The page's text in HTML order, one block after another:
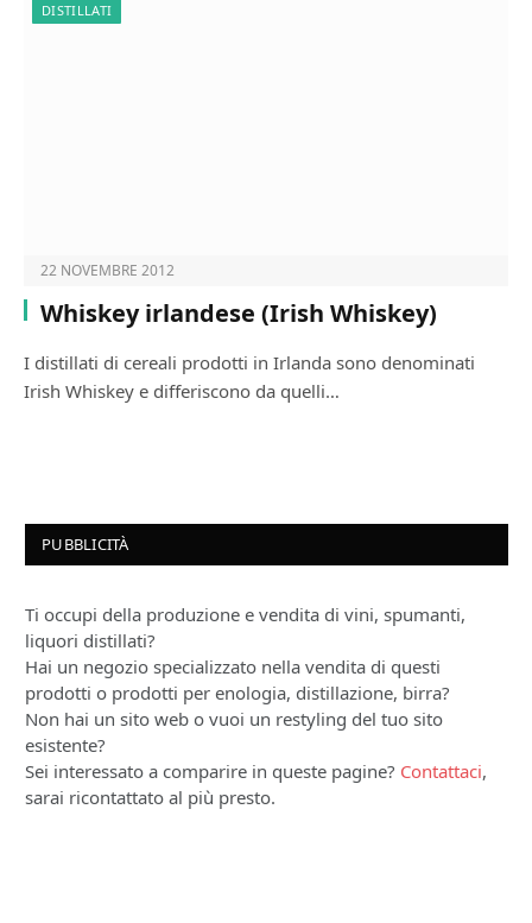
DISTILLATI
22 NOVEMBRE 2012
Whiskey irlandese (Irish Whiskey)
I distillati di cereali prodotti in Irlanda sono denominati
Irish Whiskey e differiscono da quelli…
PUBBLICITÀ
Ti occupi della produzione e vendita di vini, spumanti,
liquori distillati?
Hai un negozio specializzato nella vendita di questi
prodotti o prodotti per enologia, distillazione, birra?
Non hai un sito web o vuoi un restyling del tuo sito
esistente?
Sei interessato a comparire in queste pagine? Contattaci,
sarai ricontattato al più presto.